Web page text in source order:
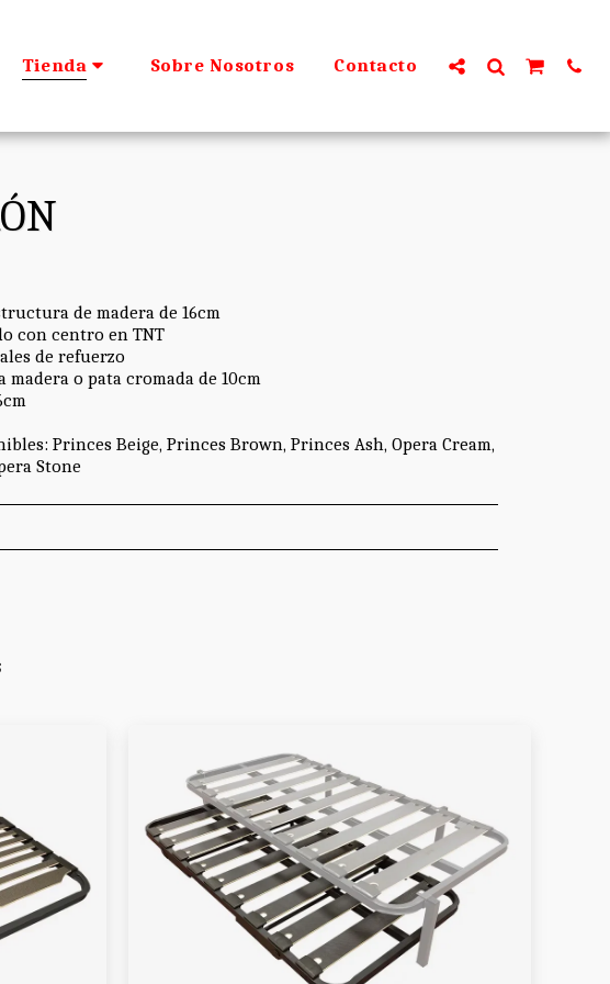
Tienda Sobre Nosotros Contacto
de madera de 16cm
con centro en TNT
de refuerzo
madera o pata cromada de 10cm
Princes Beige, Princes Brown, Princes Ash, Opera Cream,
Stone